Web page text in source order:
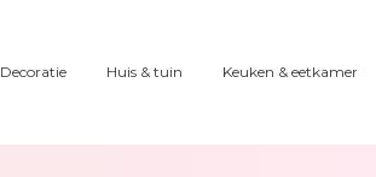
Decoratie Huis & tuin Keuken & eetkamer